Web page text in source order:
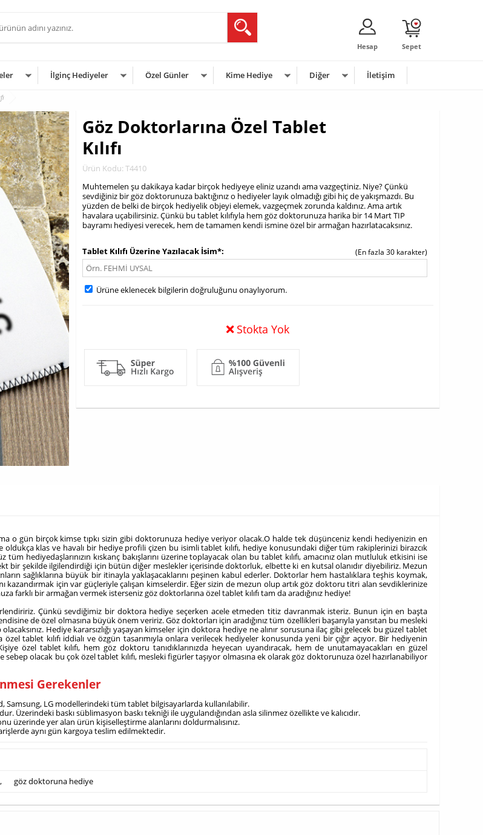
Sepet
Hesap
İlginç Hediyeler Özel Günler Kime Hediye Diğer İletişim
Göz Doktorlarına Özel Tablet
Kılıfı
Ürün Kodu: T4410
Muhtemelen şu dakikaya kadar birçok hediyeye eliniz uzandı ama vazgeçtiniz. Niye? Çünkü
sevdiğiniz bir göz doktorunuza baktığınız o hediyeler layık olmadığı gibi hiç de yakışmazdı. Bu
yüzden de belki de birçok hediyelik objeyi elemek, vazgeçmek zorunda kaldınız. Ama artık
havalara uçabilirsiniz. Çünkü bu tablet kılıfıyla hem göz doktorunuza harika bir 14 Mart TIP
bayramı hediyesi verecek, hem de tamamen kendi ismine özel bir armağan hazırlatacaksınız.
Tablet Kılıfı Üzerine Yazılacak İsim*
(En fazla 30 karakter)
Ürüne eklenecek bilgilerin doğruluğunu onaylıyorum.
Stokta Yok
o gün birçok kimse tıpkı sizin gibi doktorunuza hediye veriyor olacak.O halde tek düşünceniz kendi hediyenizin en
klas ve havalı bir hediye profili çizen bu isimli tablet kılıfı, hediye konusundaki diğer tüm rakiplerinizi birazcık
hediyedaşlarınızın kıskanç bakışlarını üzerine toplayacak olan bu tablet kılıfı, amacınız olan mutluluk etkisini ise
bir şekilde ilgilendirdiği için bütün diğer meslekler içerisinde doktorluk, elbette ki en kutsal olanıdır diyebiliriz. Mezun
sağlıklarına büyük bir itinayla yaklaşacaklarını peşinen kabul ederler. Doktorlar hem hastalıklara teşhis koymak,
kazandırmak için var güçleriyle çalışan kimselerdir. Eğer sizin de mezun olup artık göz doktoru titri alan sevdiklerinize
bir armağan vermek isterseniz göz doktorlarına özel tablet kılıfı tam da aradığınız hediye!
Çünkü sevdiğimiz bir doktora hediye seçerken acele etmeden titiz davranmak isteriz. Bunun için en başta
de özel olmasına büyük önem veririz. Göz doktorları için aradığınız tüm özellikleri başarıyla yansıtan bu mesleki
Hediye kararsızlığı yaşayan kimseler için doktora hediye ne alınır sorusuna ilaç gibi gelecek bu güzel tablet
tablet kılıfı iddialı ve özgün tasarımıyla onlara verilecek hediyeler konusunda yeni bir çığır açıyor. Bir hediyenin
özel tablet kılıfı, hem göz doktoru tanıdıklarınızda heyecan uyandıracak, hem de unutamayacakları en güzel
olacak bu çok özel tablet kılıfı, mesleki figürler taşıyor olmasına ek olarak göz doktorunuza özel hazırlanabiliyor
Gerekenler
LG modellerindeki tüm tablet bilgisayarlarda kullanılabilir.
Üzerindeki baskı süblimasyon baskı tekniği ile uygulandığından asla silinmez özellikte ve kalıcıdır.
üzerinde yer alan ürün kişiselleştirme alanlarını doldurmalısınız.
aynı gün kargoya teslim edilmektedir.
, göz doktoruna hediye